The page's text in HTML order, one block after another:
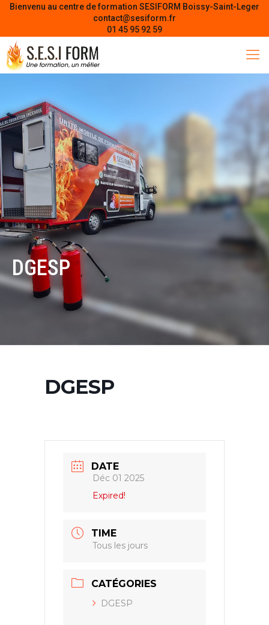
Bienvenu au centre de formation SESIFORM Boissy-Saint-Leger
contact@sesiform.fr
01 45 95 92 59
DGESP
DGESP
DATE
Déc 01 2025
Expired!
TIME
Tous les jours
CATÉGORIES
DGESP